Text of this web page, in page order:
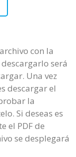
con la
será
Una vez
descargar el
la
Si deseas es
el PDF de
se desplegará